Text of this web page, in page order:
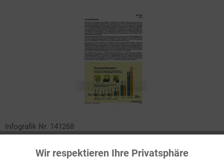
Infografik Nr. 141268
Krankheiten ziehen hohe Kosten für die unmittelbar Betroffenen
und die ganze Gesellschaft nach sich. Der Aufwand ist umso
Funktionale Aktiv
Wir respektieren Ihre Privatsphäre